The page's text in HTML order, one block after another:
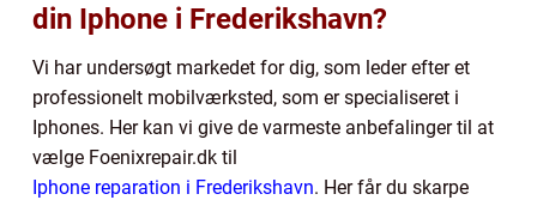
din Iphone i Frederikshavn?
Vi har undersøgt markedet for dig, som leder efter et
professionelt mobilværksted, som er specialiseret i
Iphones. Her kan vi give de varmeste anbefalinger til at
vælge Foenixrepair.dk til
Iphone reparation i Frederikshavn. Her får du skarpe